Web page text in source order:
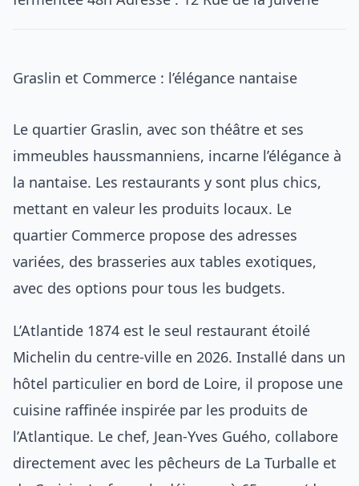
Graslin et Commerce : l’élégance nantaise
Le quartier Graslin, avec son théâtre et ses
immeubles haussmanniens, incarne l’élégance à
la nantaise. Les restaurants y sont plus chics,
mettant en valeur les produits locaux. Le
quartier Commerce propose des adresses
variées, des brasseries aux tables exotiques,
avec des options pour tous les budgets.
L’Atlantide 1874 est le seul restaurant étoilé
Michelin du centre-ville en 2026. Installé dans un
hôtel particulier en bord de Loire, il propose une
cuisine raffinée inspirée par les produits de
l’Atlantique. Le chef, Jean-Yves Guého, collabore
directement avec les pêcheurs de La Turballe et